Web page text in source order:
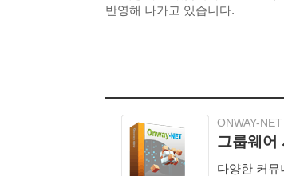
반영해 나가고 있습니다.
ONWAY-NET
그룹웨어
다양한 커